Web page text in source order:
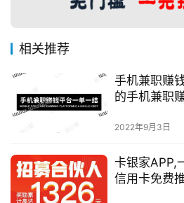
相关推荐
手机兼职赚
的手机兼职
2022年9月3日
卡银家APP,
信用卡免费